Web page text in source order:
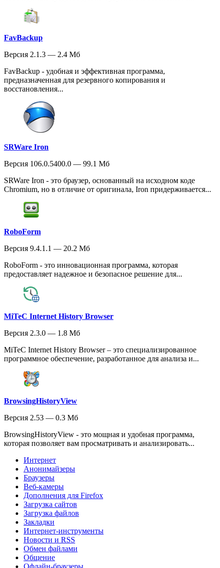
FavBackup
Версия 2.1.3 — 2.4 Мб
FavBackup - удобная и эффективная программа,
предназначенная для резервного копирования и
восстановления...
SRWare Iron
Версия 106.0.5400.0 — 99.1 Мб
SRWare Iron - это браузер, основанный на исходном коде
Chromium, но в отличие от оригинала, Iron придерживается...
RoboForm
Версия 9.4.1.1 — 20.2 Мб
RoboForm - это инновационная программа, которая
предоставляет надежное и безопасное решение для...
MiTeC Internet History Browser
Версия 2.3.0 — 1.8 Мб
MiTeC Internet History Browser – это специализированное
программное обеспечение, разработанное для анализа и...
BrowsingHistoryView
Версия 2.53 — 0.3 Мб
BrowsingHistoryView - это мощная и удобная программа,
которая позволяет вам просматривать и анализировать...
Интернет
Анонимайзеры
Браузеры
Веб-камеры
Дополнения для Firefox
Загрузка сайтов
Загрузка файлов
Закладки
Интернет-инструменты
Новости и RSS
Обмен файлами
Общение
Офлайн-браузеры